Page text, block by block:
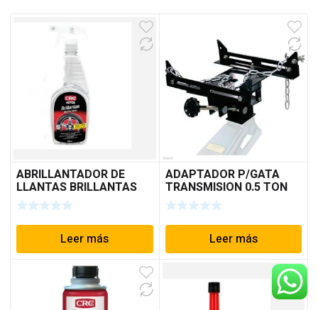
ABRILLANTADOR DE
LLANTAS BRILLANTAS
500ML
Leer más
ADAPTADOR P/GATA
TRANSMISION 0.5 TON
Leer más